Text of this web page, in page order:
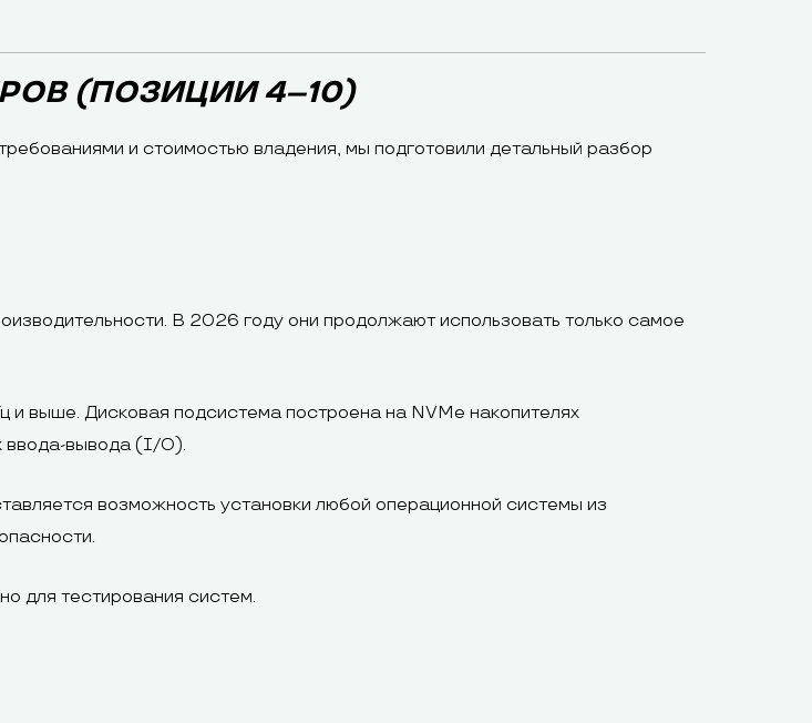
(ПОЗИЦИИ 4–10)
и стоимостью владения, мы подготовили детальный разбор
В 2026 году они продолжают использовать только самое
выше. Дисковая подсистема построена на NVMe накопителях
ввода-вывода (I/O).
возможность установки любой операционной системы из
для тестирования систем.